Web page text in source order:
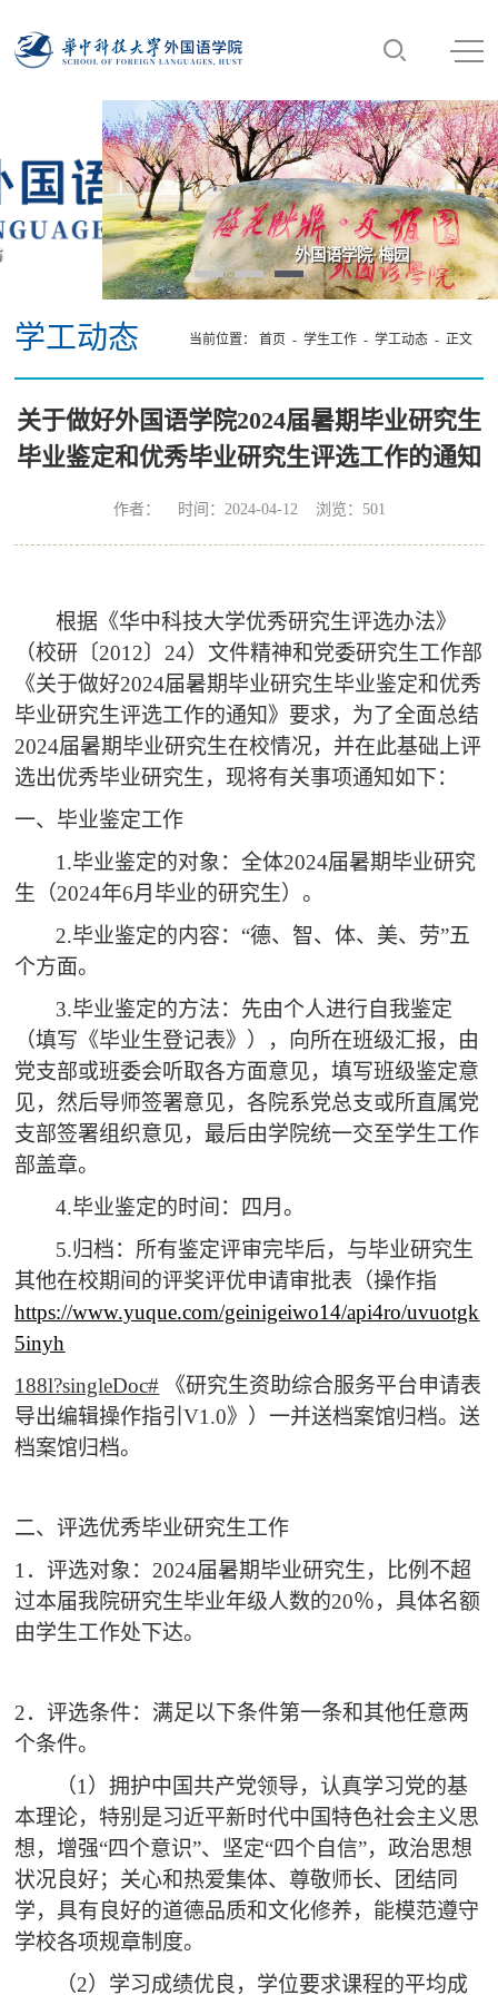
外国语学院·梅园
学工动态 当前位置： 首页 - 学生工作- 学工动态- 正文
关于做好外国语学院2024届暑期毕业研究生
毕业鉴定和优秀毕业研究生评选工作的通知
作者： 时间：2024-04-12 浏览： 501
根据《华中科技大学优秀研究生评选办法》
（校研 〔2012〕 24）文件精神和党委研究生工作部
《关于做好2024届暑期毕业研究生毕业鉴定和优秀
毕业研究生评选工作的通知》要求，为了全面总结
2024届暑期毕业研究生在校情况，并在此基础上评
选出优秀毕业研究生，现将有关事项通知如下：
一、毕业鉴定工作
1.毕业鉴定的对象：全体2024届暑期毕业研究
生（2024年6月毕业的研究生）。
2.毕业鉴定的内容：“德、智、体、美、劳”五
个方面。
3.毕业鉴定的方法：先由个人进行自我鉴定
（填写《毕业生登记表》），向所在班级汇报，由
党支部或班委会听取各方面意见，填写班级鉴定意
见，然后导师签署意见，各院系党总支或所直属党
支部签署组织意见，最后由学院统一交至学生工作
部盖章。
4.毕业鉴定的时间：四月。
5.归档：所有鉴定评审完毕后，与毕业研究生
其他在校期间的评奖评优申请审批表（操作指
https://www.yuque.com/geinigeiwo14/api4ro/uvuotgk
5inyh
188l?singleDoc#
《研究生资助综合服务平台申请表
导出编辑操作指引V1.0》）一并送档案馆归档。送
档案馆归档。
二、评选优秀毕业研究生工作
1．评选对象：2024届暑期毕业研究生，
比例不超
过本届我院研究生毕业年级人数的20％，具体名额
由学生工作处下达。
2．评选条件：满足以下条件第一条和其他任意两
个条件。
（1）拥护中国共产党领导，认真学习党的基
本理论，特别是习近平新时代中国特色社会主义思
想，增强“四个意识”、坚定“四个自信”，政治思想
状况良好；关心和热爱集体、尊敬师长、团结同
学，具有良好的道德品质和文化修养，能模范遵守
学校各项规章制度。
（2）学习成绩优良，学位要求课程的平均成